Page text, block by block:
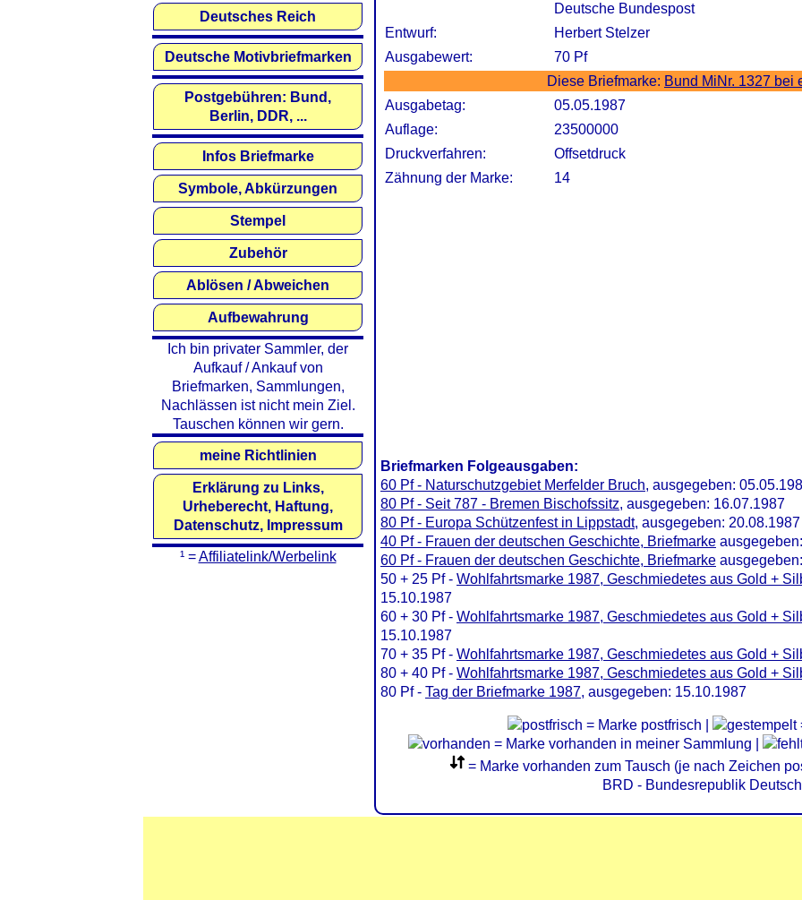
Deutsche Bundespost
Entwurf:
Herbert Stelzer
Ausgabewert:
70 Pf
Diese Briefmarke: Bund MiNr. 1327 bei
Ausgabetag:
05.05.1987
Auflage:
23500000
Druckverfahren:
Offsetdruck
Zähnung der Marke:
14
Briefmarken Folgeausgaben:
60 Pf - Naturschutzgebiet Merfelder Bruch, ausgegeben:
80 Pf - Seit 787 - Bremen Bischofssitz, ausgegeben: 16.07.1987
80 Pf - Europa Schützenfest in Lippstadt, ausgegeben: 20.08.1987
40 Pf - Frauen der deutschen Geschichte, Briefmarke
60 Pf - Frauen der deutschen Geschichte, Briefmarke
50 + 25 Pf - Wohlfahrtsmarke 1987, Geschmiedetes aus Gold +
15.10.1987
60 + 30 Pf - Wohlfahrtsmarke 1987, Geschmiedetes aus Gold +
15.10.1987
70 + 35 Pf - Wohlfahrtsmarke 1987, Geschmiedetes aus Gold +
80 + 40 Pf - Wohlfahrtsmarke 1987, Geschmiedetes aus Gold +
80 Pf - Tag der Briefmarke 1987, ausgegeben: 15.10.1987
= Marke postfrisch |
= Marke vorhanden in meiner Sammlung |
= Marke vorhanden zum Tausch (je nach Zeichen
BRD - Bundesrepublik
Deutsches Reich
Deutsche Motivbriefmarken
Postgebühren: Bund,
Berlin, DDR, ...
Infos Briefmarke
Symbole, Abkürzungen
Stempel
Zubehör
Ablösen / Abweichen
Aufbewahrung
Ich bin privater Sammler, der
Aufkauf / Ankauf von
Briefmarken, Sammlungen,
Nachlässen ist nicht mein Ziel.
Tauschen können wir gern.
meine Richtlinien
Erklärung zu Links,
Urheberecht, Haftung,
Datenschutz, Impressum
¹ =Affiliatelink/Werbelink